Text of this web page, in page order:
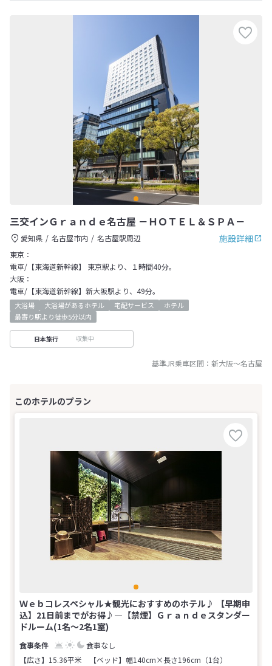
三交インＧｒａｎｄｅ名古屋 －ＨＯＴＥＬ＆ＳＰＡ－
施設詳細
愛知県 名古屋市内
名古屋駅周辺
東京：
電車/【東海道新幹線】 東京駅より、１時間40分。
大阪：
電車/【東海道新幹線】新大阪駅より、49分。
大浴場 大浴場があるホテル 宅配サービス
ホテル
最寄り駅より徒歩5分以内
日本旅行 収集中
基準JR乗車区間： 新大阪～名古屋
Ｗｅｂコレスペシャル★観光におすすめのホテル♪ 【早期申
込】21日前までがお得♪―【禁煙】Ｇｒａｎｄｅスタンダー
ドルーム(1名～2名1室)
食事なし
【広さ】15.36平米
【ベッド】幅140cm×長さ196cm（1台）